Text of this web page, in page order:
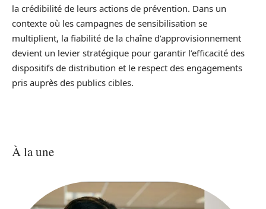
la crédibilité de leurs actions de prévention. Dans un
contexte où les campagnes de sensibilisation se
multiplient, la fiabilité de la chaîne d’approvisionnement
devient un levier stratégique pour garantir l’efficacité des
dispositifs de distribution et le respect des engagements
pris auprès des publics cibles.
À la une